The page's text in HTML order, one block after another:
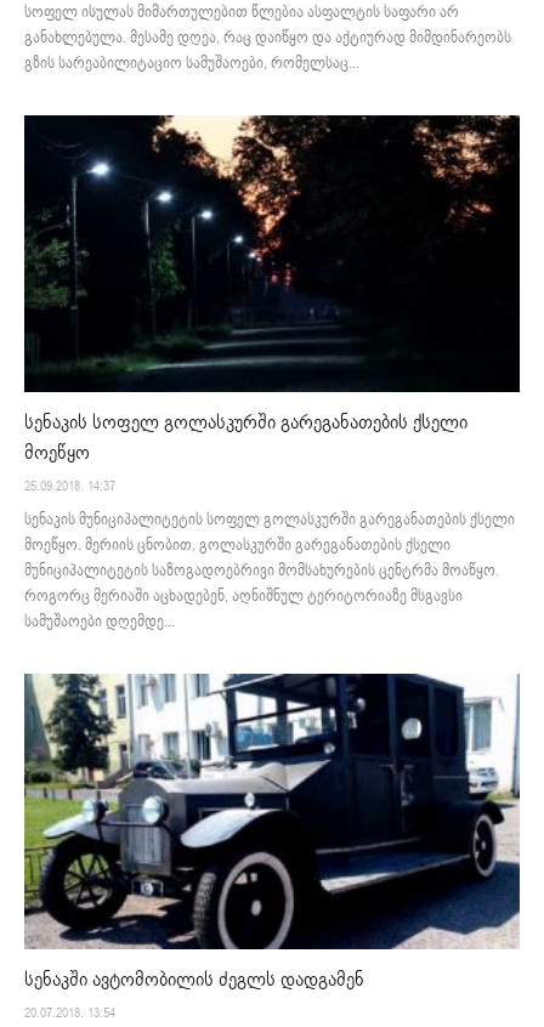
სოფელ ისულას მიმართულებით წლებია ასფალტის საფარი არ
განახლებულა. მესამე დღეა, რაც დაიწყო და აქტიურად მიმდინარეობს
გზის სარეაბილიტაციო სამუშაოები, რომელსაც...
სენაკის სოფელ გოლასკურში გარეგანათების ქსელი
მოეწყო
25.09.2018. 14:37
სენაკის მუნიციპალიტეტის სოფელ გოლასკურში გარეგანათების ქსელი
მოეწყო. მერიის ცნობით, გოლასკურში გარეგანათების ქსელი
მუნიციპალიტეტის საზოგადოებრივი მომსახურების ცენტრმა მოაწყო.
როგორც მერიაში აცხადებენ, აღნიშნულ ტერიტორიაზე მსგავსი
სამუშაოები დღემდე...
სენაკში ავტომობილის ძეგლს დადგამენ
20.07.2018. 13:54